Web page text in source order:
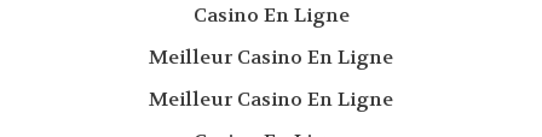
Casino En Ligne
Meilleur Casino En Ligne
Meilleur Casino En Ligne